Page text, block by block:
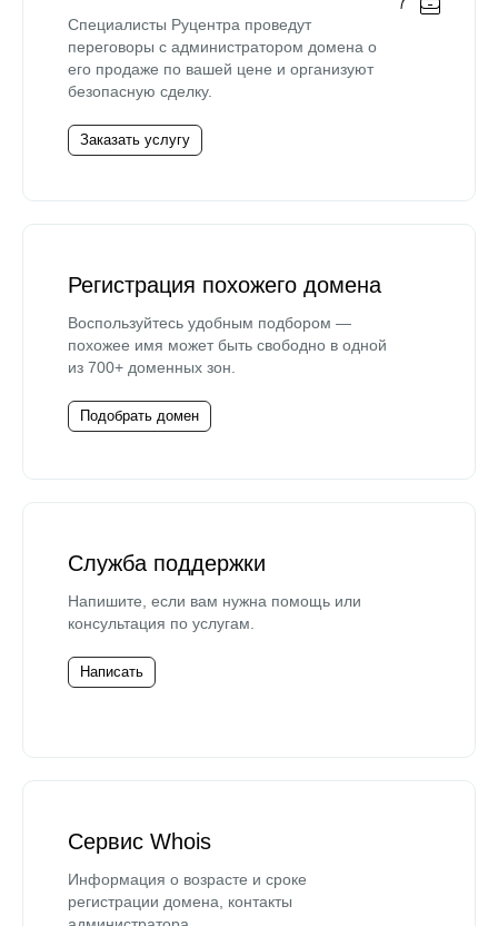
Специалисты Руцентра проведут
переговоры с администратором домена о
его продаже по вашей цене и организуют
безопасную сделку.
Заказать услугу
Регистрация похожего домена
Воспользуйтесь удобным подбором —
похожее имя может быть свободно в одной
из 700+ доменных зон.
Подобрать домен
Служба поддержки
Напишите, если вам нужна помощь или
консультация по услугам.
Написать
Сервис Whois
Информация о возрасте и сроке
регистрации домена, контакты